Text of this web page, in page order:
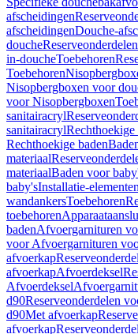
afscheidingen
afscheidingenDouche-
douche
in-doucheToebehoren
Toebehoren
Nisopbergboxen voor
voor Nisopbergboxen
sanitairacryl
sanitairacrylRechthoekige
Rechthoekige baden
materiaal
materiaalBaden voor
baby'sInstallatie-elementen
wandankersToebehoren
toebehoren
badenAfvoergarnituren
voor Afvoergarnituren
afvoerkap
afvoerkapAfvoerdeksel
Afvoerdeksel
d90Reserveonderdelen
d90Met afvoerkap
afvoerkap